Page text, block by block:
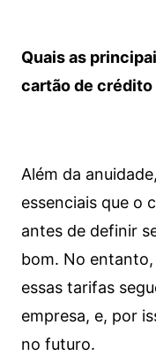
Quais as
cartão de crédito
Além da
essenciais que o
antes de definir
bom. No
essas tarifas
empresa, e, por
no futuro.